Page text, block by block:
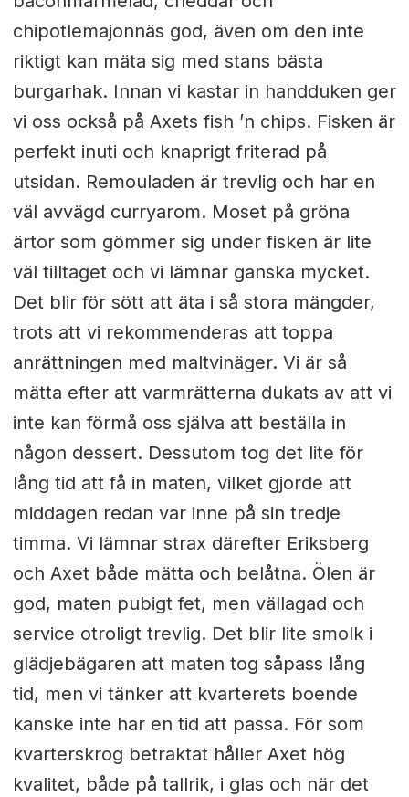
chipotlemajonnäs god, även om den inte
riktigt kan mäta sig med stans bästa
burgarhak. Innan vi kastar in handduken ger
vi oss också på Axets fish ’n chips. Fisken är
perfekt inuti och knaprigt friterad på
utsidan. Remouladen är trevlig och har en
väl avvägd curryarom. Moset på gröna
ärtor som gömmer sig under fisken är lite
väl tilltaget och vi lämnar ganska mycket.
Det blir för sött att äta i så stora mängder,
trots att vi rekommenderas att toppa
anrättningen med maltvinäger. Vi är så
mätta efter att varmrätterna dukats av att vi
inte kan förmå oss själva att beställa in
någon dessert. Dessutom tog det lite för
lång tid att få in maten, vilket gjorde att
middagen redan var inne på sin tredje
timma. Vi lämnar strax därefter Eriksberg
och Axet både mätta och belåtna. Ölen är
god, maten pubigt fet, men vällagad och
service otroligt trevlig. Det blir lite smolk i
glädjebägaren att maten tog såpass lång
tid, men vi tänker att kvarterets boende
kanske inte har en tid att passa. För som
kvarterskrog betraktat håller Axet hög
kvalitet, både på tallrik, i glas och när det